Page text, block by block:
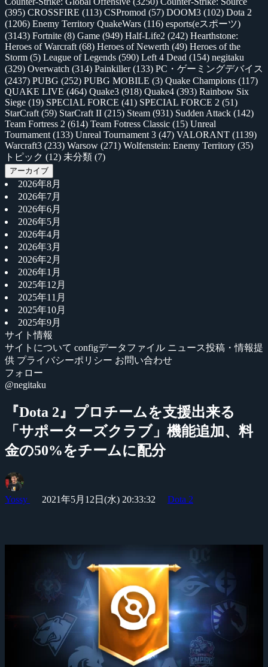
(395) CROSSFIRE (113) CSPromod (57) DOOM3 (102) Dota 2
(1206) Enemy Territory QuakeWars (116) esports(eスポーツ)
(3143) Fortnite (8) Game (949) Half-Life2 (242) Hearthstone:
Heroes of Warcraft (68) Heroes of Newerth (49) Heroes of the
Storm (5) League of Legends (590) Left 4 Dead (154) negitaku
(329) Overwatch (314) Painkiller(133) PC・ゲーミングデバイス
(2437) PUBG (252) PUBG MOBILE (3) Quake Champions (117)
QUAKE LIVE (464) Quake3 (918) Quake4 (393) Rainbow Six
Siege (19) SPECIAL FORCE (41) SPECIAL FORCE 2 (51)
StarCraft (59) StarCraft II (215) Steam (931) Sudden Attack (142)
Team Fortress 2 (614) Team Fotress Classic (15) Unreal
Tournament (133) Unreal Tournament 3 (47) VALORANT (1139)
Warcraft3 (233) Warsow (271) Wolfenstein: Enemy Territory (35)
トピック (12) 未分類 (7)
アーカイブ
2026年8月
2026年7月
2026年6月
2026年5月
2026年4月
2026年3月
2026年2月
2026年1月
2025年12月
2025年11月
2025年10月
2025年9月
サイト情報
サイトについて configデータファイル ニュース投稿・情報提
供 プライバシーポリシー お問い合わせ
フォロー
@negitaku
『Dota 2』プロチームを支援出来る
「サポーターズクラブ」機能追加、料
金の50%をチームに配分
Yossy 2021年5月12日(水) 20:33:32 Dota 2